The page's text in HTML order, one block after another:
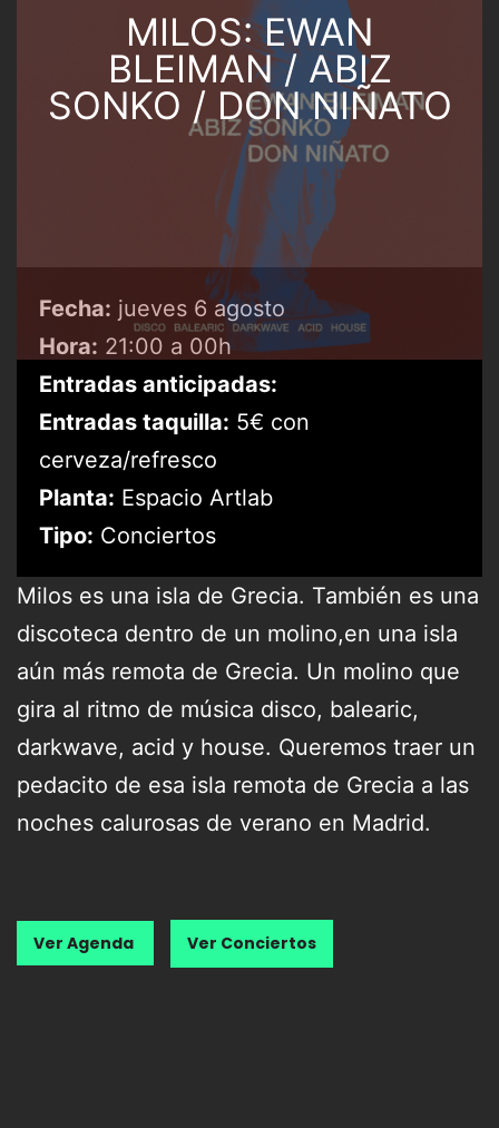
MILOS: EWAN
BLEIMAN / ABIZ
SONKO / DON NIÑATO
Fecha: jueves 6 agosto
Hora: 21:00 a 00h
Entradas anticipadas:
Entradas taquilla: 5€ con
cerveza/refresco
Planta: Espacio Artlab
Tipo: Conciertos
Milos es una isla de Grecia. También es una
discoteca dentro de un molino,en una isla
aún más remota de Grecia. Un molino que
gira al ritmo de música disco, balearic,
darkwave, acid y house. Queremos traer un
pedacito de esa isla remota de Grecia a las
noches calurosas de verano en Madrid.
Ver Agenda Ver Conciertos